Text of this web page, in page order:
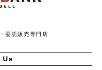
委託販売専門店
Us